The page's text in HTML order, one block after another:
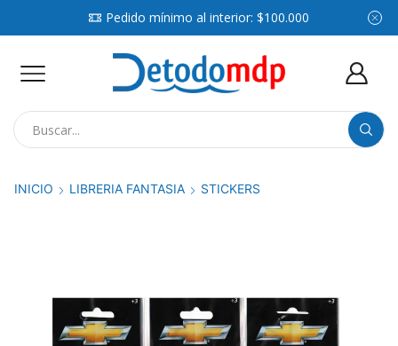
Pedido mínimo al interior: $100.000
INICIO LIBRERIA FANTASIA STICKERS